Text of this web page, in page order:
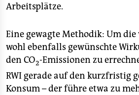
Arbeitsplätze.
Eine gewagte Methodik: Um
wohl ebenfalls gewünschte
den CO2-Emissionen zu
RWI gerade auf den kurzfristig
Konsum – der führe etwa zu